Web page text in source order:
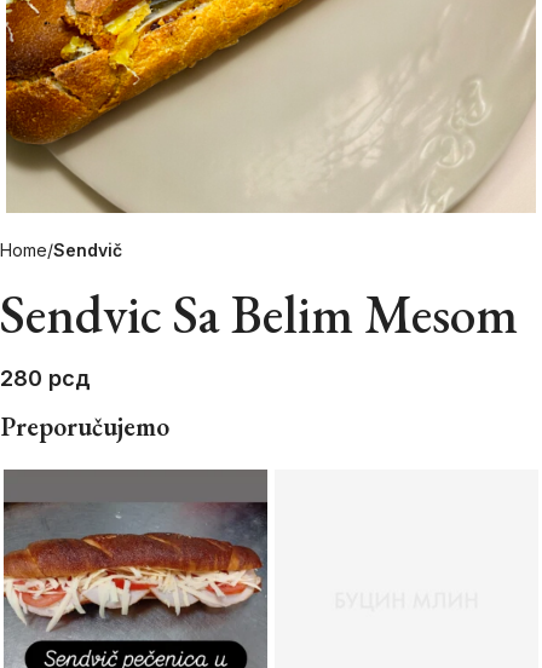
Home Sendvič
Sendvic Sa Belim Mesom
280 рсд
Preporučujemo